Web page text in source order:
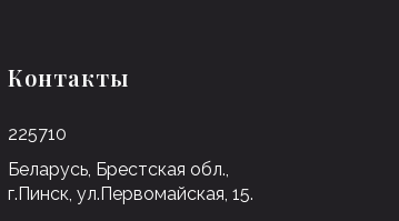
Контакты
225710
Беларусь, Брестская обл.,
г.Пинск, ул.Первомайская, 15.